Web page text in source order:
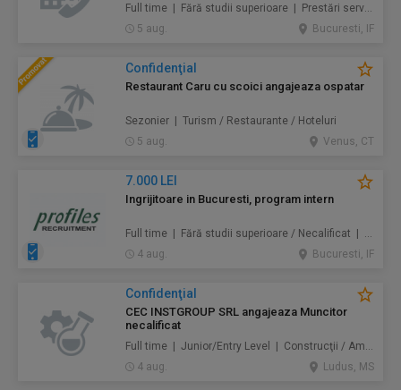
Full time | Fără studii superioare | Prestări servicii / Mentenanță / Instalații / Construcţii / Amenajări
5 aug.
Bucuresti, IF
Confidenţial
Restaurant Caru cu scoici angajeaza ospatar
Sezonier | Turism / Restaurante / Hoteluri
5 aug.
Venus, CT
7.000 LEI
Ingrijitoare in Bucuresti, program intern
Full time | Fără studii superioare / Necalificat | Au pair / Babysitter / Curăţenie / Prestări servicii
4 aug.
Bucuresti, IF
Confidenţial
CEC INSTGROUP SRL angajeaza Muncitor
necalificat
Full time | Junior/Entry Level | Construcţii / Amenajări
4 aug.
Ludus, MS